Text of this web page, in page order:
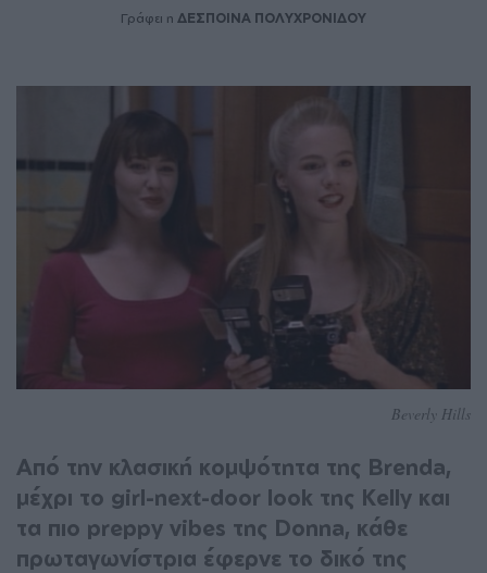
Γράφει η ΔΕΣΠΟΙΝΑ ΠΟΛΥΧΡΟΝΙΔΟΥ
Beverly Hills
Από την κλασική κομψότητα της Brenda,
μέχρι το girl-next-door look της Kelly και
τα πιο preppy vibes της Donna, κάθε
πρωταγωνίστρια έφερνε το δικό της